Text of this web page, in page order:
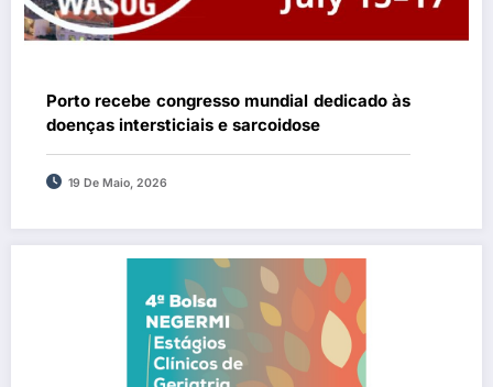
Porto recebe congresso mundial dedicado às
doenças intersticiais e sarcoidose
19 De Maio, 2026